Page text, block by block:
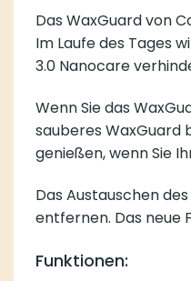
Das WaxGuard von
Im Laufe des Tages
3.0 Nanocare
Wenn Sie das
sauberes WaxGuard
genießen, wenn Sie
Das Austauschen
entfernen. Das neue
Funktionen: